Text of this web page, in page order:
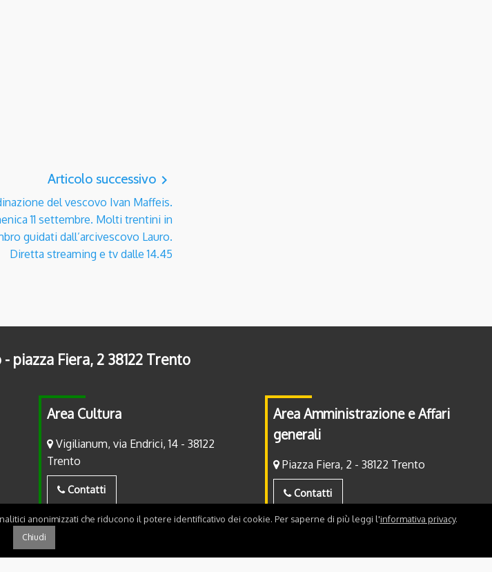
Articolo successivo navigate_next
del vescovo Ivan Maffeis.
11 settembre. Molti trentini in
guidati dall’arcivescovo Lauro.
Diretta streaming e tv dalle 14.45
piazza Fiera, 2 38122 Trento
Area Cultura
Vigilianum, via Endrici, 14 - 38122
Trento
Contatti
Area Amministrazione e Affari
generali
Piazza Fiera, 2 - 38122 Trento
Contatti
anonimizzati che riducono il potere identificativo dei cookie. Per saperne di più leggi l'informativa privacy.
Chiudi